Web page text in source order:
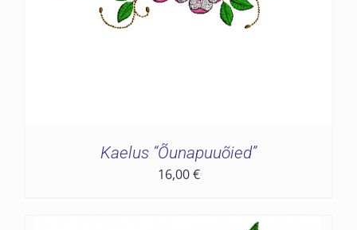
Kaelus “Õunapuuõied”
16,00€